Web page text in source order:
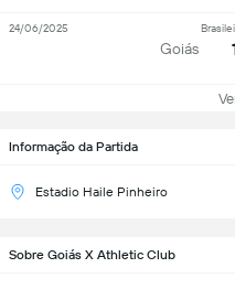
Informação da Partida
Estadio Haile Pinheiro
Goiás
24/06/2025
Sobre Goiás X Athletic Club